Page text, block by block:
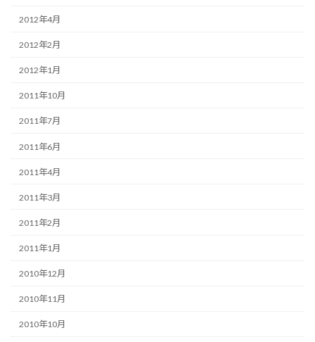
2012年4月
2012年2月
2012年1月
2011年10月
2011年7月
2011年6月
2011年4月
2011年3月
2011年2月
2011年1月
2010年12月
2010年11月
2010年10月